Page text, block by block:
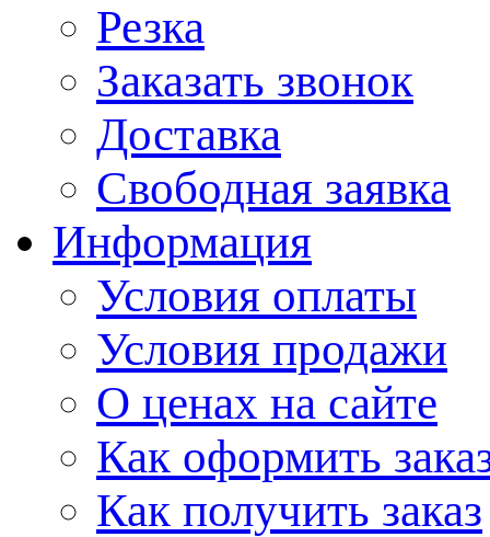
Резка
Заказать звонок
Доставка
Свободная заявка
Информация
Условия оплаты
Условия продажи
О ценах на сайте
Как оформить
Как получить заказ